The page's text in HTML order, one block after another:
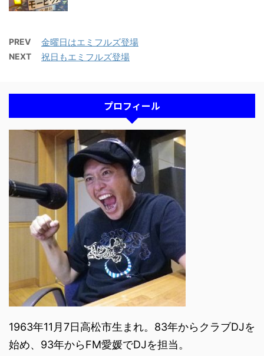
PREV 金曜日はエミフルズ登場
NEXT 祝日もエミフルズ登場
プロフィール
1963年11月7日高松市生まれ。83年からクラブDJを
始め、93年からFM愛媛でDJを担当。